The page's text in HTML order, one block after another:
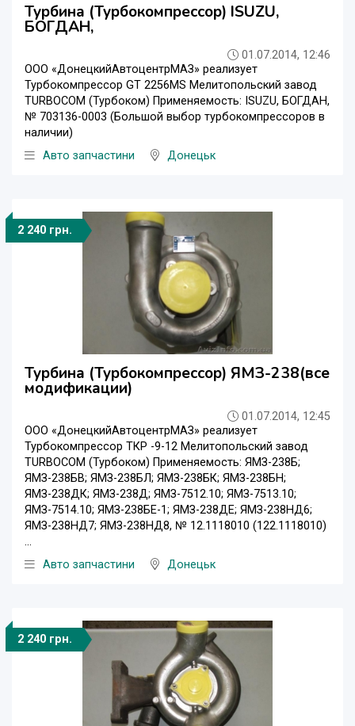
Турбина (Турбокомпрессор) ISUZU,
БОГДАН,
01.07.2014, 12:46
ООО «ДонецкийАвтоцентрМАЗ» реализует
Турбокомпрессор GT 2256MS Мелитопольский завод
TURBOCOM (Турбоком) Применяемость: ISUZU, БОГДАН,
№ 703136-0003 (Большой выбор турбокомпрессоров в
наличии)
Авто запчастини
Донецьк
2 240 грн.
Турбина (Турбокомпрессор) ЯМЗ-238(все
модификации)
01.07.2014, 12:45
ООО «ДонецкийАвтоцентрМАЗ» реализует
Турбокомпрессор ТКР -9-12 Мелитопольский завод
TURBOCOM (Турбоком) Применяемость: ЯМЗ-238Б;
ЯМЗ-238БВ; ЯМЗ-238БЛ; ЯМЗ-238БК; ЯМЗ-238БН;
ЯМЗ-238ДК; ЯМЗ-238Д; ЯМЗ-7512.10; ЯМЗ-7513.10;
ЯМЗ-7514.10; ЯМЗ-238БЕ-1; ЯМЗ-238ДЕ; ЯМЗ-238НД6;
ЯМЗ-238НД7; ЯМЗ-238НД8, № 12.1118010 (122.1118010)
...
Авто запчастини
Донецьк
2 240 грн.